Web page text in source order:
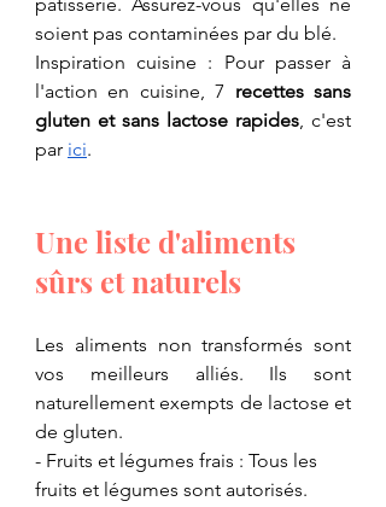
soient pas contaminées par du blé.
Inspiration cuisine : Pour passer à
l'action en cuisine, 7 recettes sans
gluten et sans lactose rapides, c'est
par ici.
Une liste d'aliments
sûrs et naturels
​Les aliments non transformés sont
vos meilleurs alliés. Ils sont
naturellement exempts de lactose et
de gluten.
- ​Fruits et légumes frais : Tous les
fruits et légumes sont autorisés.